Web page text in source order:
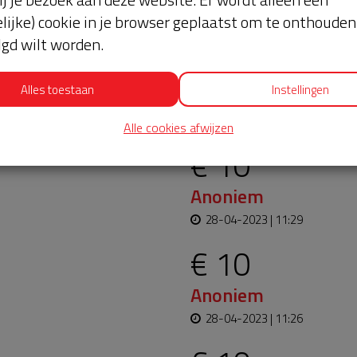
verloopt bijna
blijft. Help
Laatste
€ 10
Anoniem
28-04-2023 | 11:29
€ 10
Anoniem
28-04-2023 | 11:26
cookie in je browser geplaatst om te
wilt worden.
Alles toestaan Instellingen
Alle cookies afwijzen